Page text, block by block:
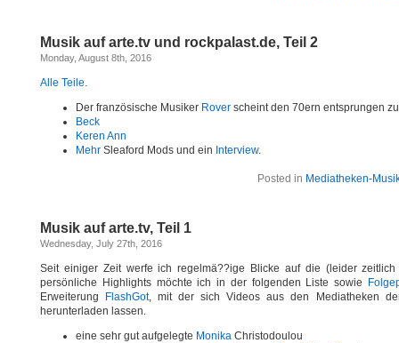
Musik auf arte.tv und rockpalast.de, Teil 2
Monday, August 8th, 2016
Alle Teile.
Der französische Musiker Rover scheint den 70ern entsprungen
Beck
Keren Ann
Mehr Sleaford Mods und ein Interview.
Posted in Mediatheken-
Musik auf arte.tv, Teil 1
Wednesday, July 27th, 2016
Seit einiger Zeit werfe ich regelmä??ige Blicke auf die (leider
persönliche Highlights möchte ich in der folgenden Liste sowie
Erweiterung
FlashGot, mit der sich Videos aus den Mediatheken
herunterladen lassen.
eine sehr gut aufgelegte Monika Christodoulou